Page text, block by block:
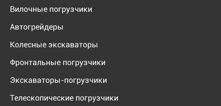
Вилочные погрузчики
Автогрейдеры
Колесные экскаваторы
Фронтальные погрузчики
Экскаваторы-погрузчики
Телескопические погрузчики